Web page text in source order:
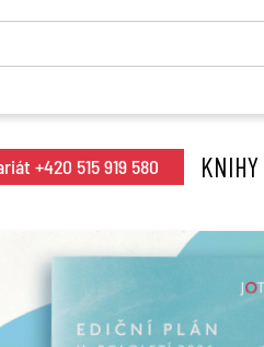
+420 515 919 580 KNIHY